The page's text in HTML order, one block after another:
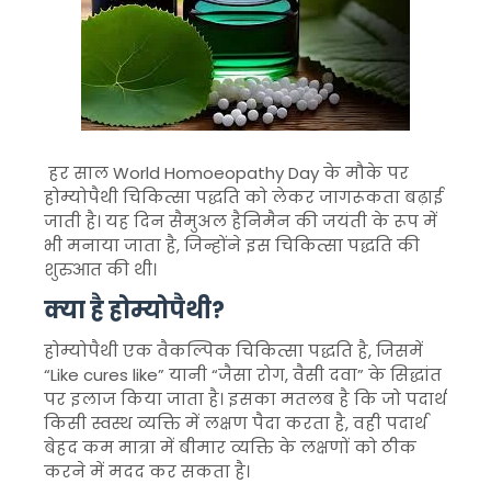
हर सालWorld Homoeopathy Dayके मौके पर
होम्योपैथी चिकित्सा पद्धति को लेकर जागरूकता बढ़ाई
जाती है। यह दिनसैमुअल हैनिमैनकी जयंती के रूप में
भी मनाया जाता है, जिन्होंने इस चिकित्सा पद्धति की
शुरुआत की थी।
क्या है होम्योपैथी?
होम्योपैथीएक वैकल्पिक चिकित्सा पद्धति है, जिसमें
“Like cures like” यानी “जैसा रोग, वैसी दवा” के सिद्धांत
पर इलाज किया जाता है। इसका मतलब है कि जो पदार्थ
किसी स्वस्थ व्यक्ति में लक्षण पैदा करता है, वही पदार्थ
बेहद कम मात्रा में बीमार व्यक्ति के लक्षणों को ठीक
करने में मदद कर सकता है।